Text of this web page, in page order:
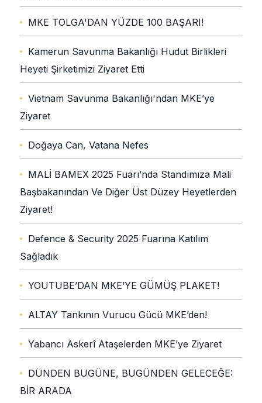
MKE TOLGA'DAN YÜZDE 100 BAŞARI!
Kamerun Savunma Bakanlığı Hudut Birlikleri
Heyeti Şirketimizi Ziyaret Etti
Vietnam Savunma Bakanlığı'ndan MKE’ye
Ziyaret
Doğaya Can, Vatana Nefes
MALİ BAMEX 2025 Fuarı’nda Standımıza Mali
Başbakanından Ve Diğer Üst Düzey Heyetlerden
Ziyaret!
Defence & Security 2025 Fuarına Katılım
Sağladık
YOUTUBE’DAN MKE’YE GÜMÜŞ PLAKET!
ALTAY Tankının Vurucu Gücü MKE’den!
Yabancı Askerî Ataşelerden MKE’ye Ziyaret
DÜNDEN BUGÜNE, BUGÜNDEN GELECEĞE:
BİR ARADA